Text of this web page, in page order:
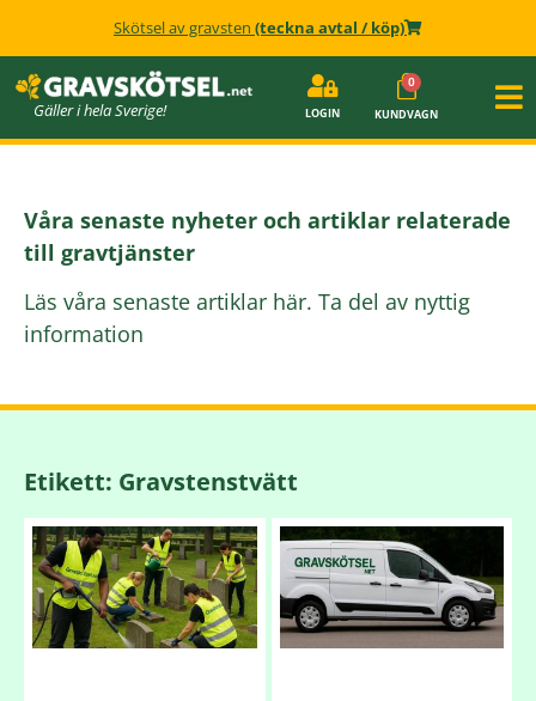
Skötsel av gravsten (teckna avtal / köp)
Gäller i hela Sverige! LOGIN KUNDVAGN
Våra senaste nyheter och artiklar relaterade
till gravtjänster
Läs våra senaste artiklar här. Ta del av nyttig
information
Etikett: Gravstenstvätt